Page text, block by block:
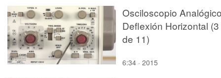
Osciloscopio
Deflexión Horizontal (3
de 11)
6:34 · 2015